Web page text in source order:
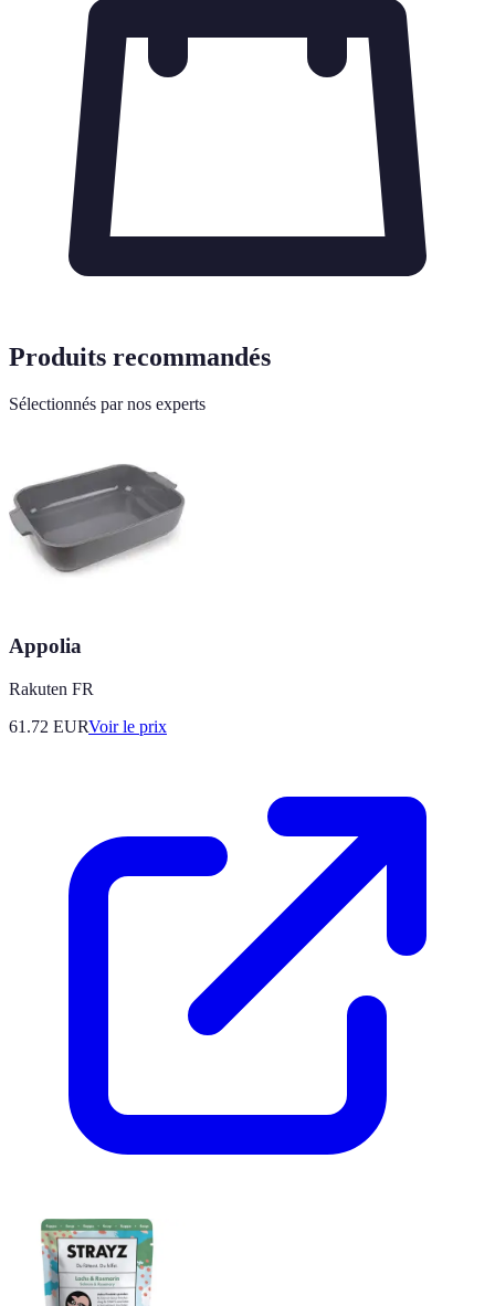
Produits recommandés
Sélectionnés par nos experts
Appolia
Rakuten FR
61.72 EURVoir le prix